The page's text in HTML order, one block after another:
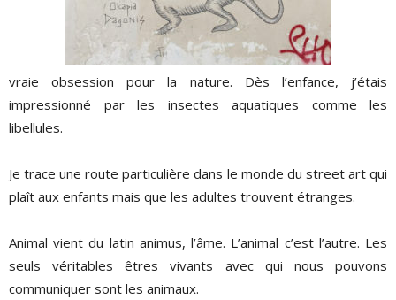
vraie obsession pour la nature. Dès l’enfance, j’étais
impressionné par les insectes aquatiques comme les
libellules.
Je trace une route particulière dans le monde du street art qui
plaît aux enfants mais que les adultes trouvent étranges.
Animal vient du latin animus, l’âme. L’animal c’est l’autre. Les
seuls véritables êtres vivants avec qui nous pouvons
communiquer sont les animaux.